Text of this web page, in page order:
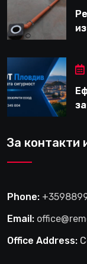
За контакти
Phone:
Email:
Office Address: